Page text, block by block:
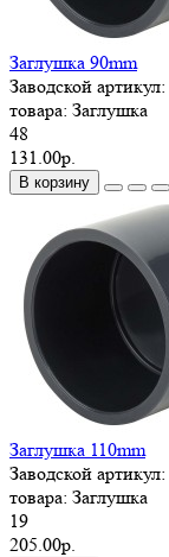
Заглушка 90mm
Заводской артикул:
товара: Заглушка
48
131.00р.
В корзину
Заглушка 110mm
Заводской артикул:
товара: Заглушка
19
205.00р.